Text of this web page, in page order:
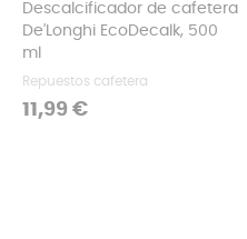
Descalcificador de cafetera
De'Longhi EcoDecalk, 500
ml
Repuestos cafetera
Precio
11,99 €
‹